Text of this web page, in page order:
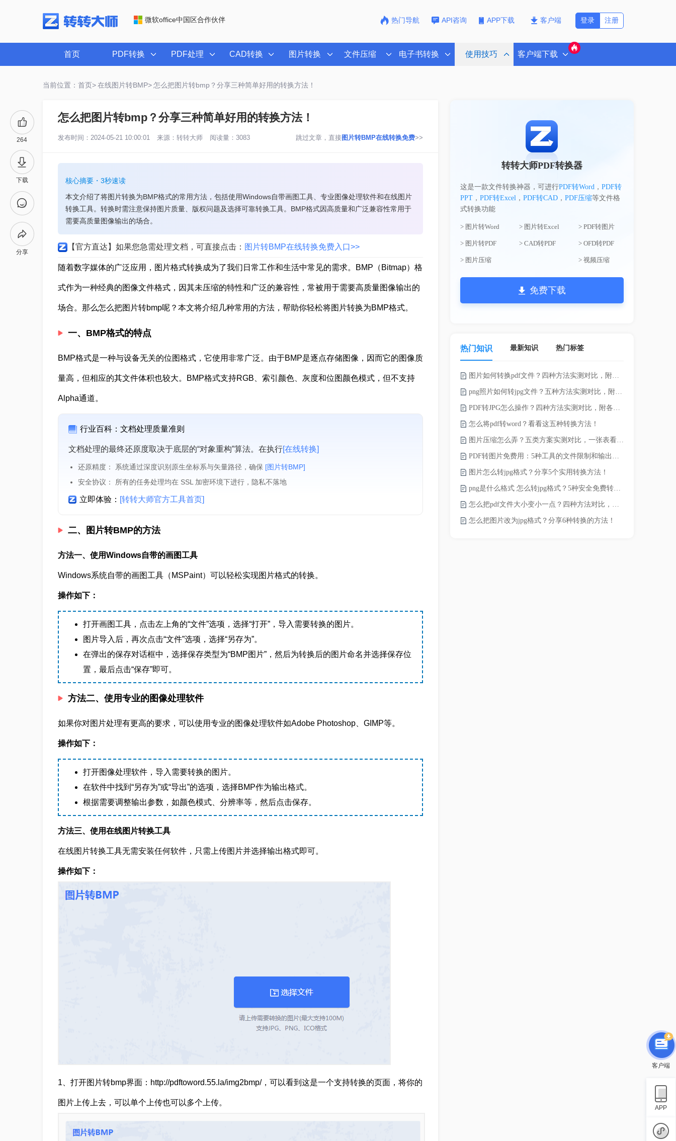
微软office中国区合作伙伴 热门导航 API咨询 APP下载 客户端 注册
登录
首页 PDF转换 PDF处理 CAD转换 图片转换 文件压缩 电子书转换 使用技巧 客户端下载
当前位置：首页> 在线图片转BMP> 怎么把图片转bmp？分享三种简单好用的转换方法！
264
下载
分享
怎么把图片转bmp？分享三种简单好用的转换方法！
发布时间：2024-05-21 10:00:01 来源： 转转大师 阅读量：3083 跳过文章，直接图片转BMP在线转换免费>>
核心摘要・3秒速读
本文介绍了将图片转换为BMP格式的常用方法，包括使用Windows自带画图工具、专业图像处理软件和在线图片
转换工具。转换时需注意保持图片质量、版权问题及选择可靠转换工具。BMP格式因高质量和广泛兼容性常用于
需要高质量图像输出的场合。
【官方直达】如果您急需处理文档，可直接点击： 图片转BMP在线转换免费入口>>
随着数字媒体的广泛应用，图片格式转换成为了我们日常工作和生活中常见的需求。BMP（Bitmap）格
式作为一种经典的图像文件格式，因其未压缩的特性和广泛的兼容性，常被用于需要高质量图像输出的
场合。那么怎么把图片转bmp呢？本文将介绍几种常用的方法，帮助你轻松将图片转换为BMP格式。
一、BMP格式的特点
BMP格式是一种与设备无关的位图格式，它使用非常广泛。由于BMP是逐点存储图像，因而它的图像质
量高，但相应的其文件体积也较大。BMP格式支持RGB、索引颜色、灰度和位图颜色模式，但不支持
Alpha通道。
行业百科：文档处理质量准则
文档处理的最终还原度取决于底层的“对象重构”算法。在执行[在线转换]
还原精度： 系统通过深度识别原生坐标系与矢量路径，确保 [图片转BMP]
安全协议： 所有的任务处理均在 SSL 加密环境下进行，隐私不落地
立即体验： [转转大师官方工具首页]
二、图片转BMP的方法
方法一、使用Windows自带的画图工具
Windows系统自带的画图工具（MSPaint）可以轻松实现图片格式的转换。
操作如下：
打开画图工具，点击左上角的“文件”选项，选择“打开”，导入需要转换的图片。
图片导入后，再次点击“文件”选项，选择“另存为”。
在弹出的保存对话框中，选择保存类型为“BMP图片”，然后为转换后的图片命名并选择保存位
置，最后点击“保存”即可。
方法二、使用专业的图像处理软件
如果你对图片处理有更高的要求，可以使用专业的图像处理软件如Adobe Photoshop、GIMP等。
操作如下：
打开图像处理软件，导入需要转换的图片。
在软件中找到“另存为”或“导出”的选项，选择BMP作为输出格式。
根据需要调整输出参数，如颜色模式、分辨率等，然后点击保存。
方法三、使用在线图片转换工具
在线图片转换工具无需安装任何软件，只需上传图片并选择输出格式即可。
操作如下：
1、打开图片转bmp界面：http://pdftoword.55.la/img2bmp/，可以看到这是一个支持转换的页面，将你的
图片上传上去，可以单个上传也可以多个上传。
转转大师PDF转换器
这是一款文件转换神器，可进行PDF转Word， PDF转
PPT， PDF转Excel， PDF转CAD， PDF压缩等文件格
式转换功能
> 图片转Word > 图片转Excel > PDF转图片
> 图片转PDF > CAD转PDF > OFD转PDF
> 图片压缩 > 视频压缩
免费下载
热门知识 最新知识 热门标签
图片如何转换pdf文件？四种方法实测对比，附各场景最优选！
png照片如何转jpg文件？五种方法实测对比，附各场景最优选!！
PDF转JPG怎么操作？四种方法实测对比，附各场景最优选！
怎么将pdf转word？看看这五种转换方法！
图片压缩怎么弄？五类方案实测对比，一张表看懂怎么选！
PDF转图片免费用：5种工具的文件限制和输出质量对比！
图片怎么转jpg格式？分享5个实用转换方法！
png是什么格式 怎么转jpg格式？5种安全免费转换方法全解析！
怎么把pdf文件大小变小一点？四种方法对比，一看就懂！
怎么把图片改为jpg格式？分享6种转换的方法！
客户端
APP